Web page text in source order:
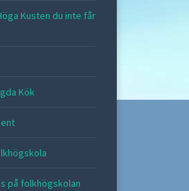
Kusten du inte får
Kök
på folkhögskolan